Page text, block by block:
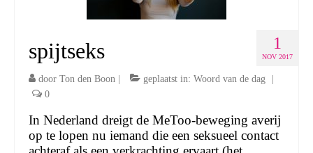
1
NOV 2017
spijtseks
door Ton den Boon geplaatst in: Woord van de dag
0
In Nederland dreigt de MeToo-beweging averij
op te lopen nu iemand die een seksueel contact